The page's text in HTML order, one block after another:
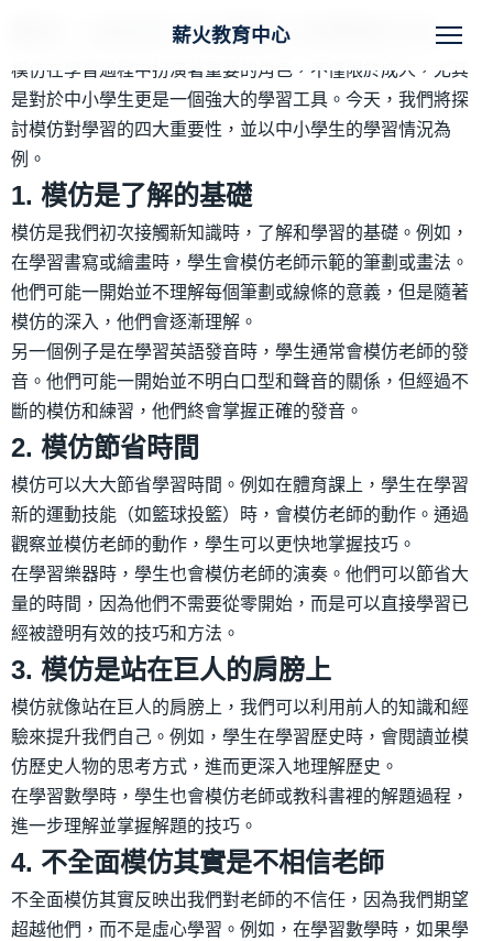
薪火教育中心
模仿：站在巨人的肩膀上的學習方法
模仿在學習過程中扮演著重要的角色，不僅限於成人，尤其
是對於中小學生更是一個強大的學習工具。今天，我們將探
討模仿對學習的四大重要性，並以中小學生的學習情況為
例。
1. 模仿是了解的基礎
模仿是我們初次接觸新知識時，了解和學習的基礎。例如，
在學習書寫或繪畫時，學生會模仿老師示範的筆劃或畫法。
他們可能一開始並不理解每個筆劃或線條的意義，但是隨著
模仿的深入，他們會逐漸理解。
另一個例子是在學習英語發音時，學生通常會模仿老師的發
音。他們可能一開始並不明白口型和聲音的關係，但經過不
斷的模仿和練習，他們終會掌握正確的發音。
2. 模仿節省時間
模仿可以大大節省學習時間。例如在體育課上，學生在學習
新的運動技能（如籃球投籃）時，會模仿老師的動作。通過
觀察並模仿老師的動作，學生可以更快地掌握技巧。
在學習樂器時，學生也會模仿老師的演奏。他們可以節省大
量的時間，因為他們不需要從零開始，而是可以直接學習已
經被證明有效的技巧和方法。
3. 模仿是站在巨人的肩膀上
模仿就像站在巨人的肩膀上，我們可以利用前人的知識和經
驗來提升我們自己。例如，學生在學習歷史時，會閱讀並模
仿歷史人物的思考方式，進而更深入地理解歷史。
在學習數學時，學生也會模仿老師或教科書裡的解題過程，
進一步理解並掌握解題的技巧。
4. 不全面模仿其實是不相信老師
不全面模仿其實反映出我們對老師的不信任，因為我們期望
超越他們，而不是虛心學習。例如，在學習數學時，如果學